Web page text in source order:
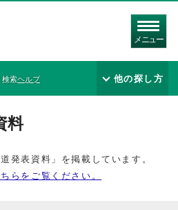
メニュー
検索ヘルプ 他の探し方
料
発表資料」を掲載しています。
らをご覧ください。